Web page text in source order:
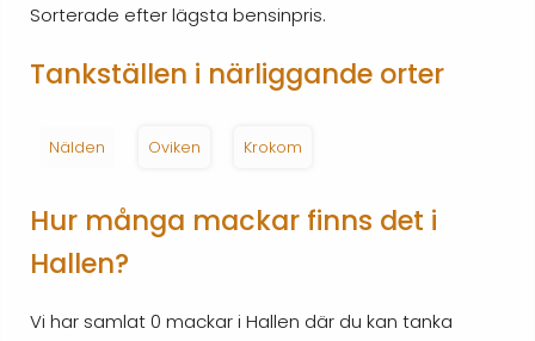
Sorterade efter lägsta bensinpris.
Tankställen i närliggande orter
Nälden Oviken Krokom
Hur många mackar finns det i
Hallen?
Vi har samlat 0 mackar i Hallen där du kan tanka